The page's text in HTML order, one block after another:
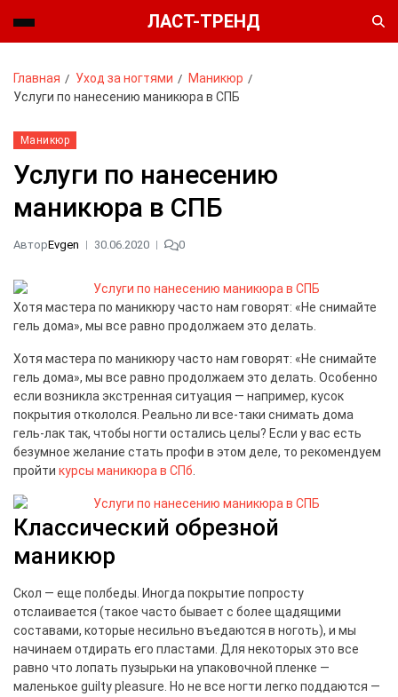
ЛАСТ-ТРЕНД
Главная Уход за ногтями
Маникюр
Услуги по нанесению маникюра в СПБ
Маникюр
Услуги по нанесению
маникюра в СПБ
АвторEvgen 30.06.2020 0
Хотя мастера по маникюру часто нам говорят: «Не снимайте
гель дома», мы все равно продолжаем это делать.
Хотя мастера по маникюру часто нам говорят: «Не снимайте
гель дома», мы все равно продолжаем это делать. Особенно
если возникла экстренная ситуация — например, кусок
покрытия откололся. Реально ли все-таки снимать дома
гель-лак так, чтобы ногти остались целы? Если у вас есть
безумное желание стать профи в этом деле, то рекомендуем
пройти курсы маникюра в СПб
Классический обрезной
маникюр
Скол — еще полбеды. Иногда покрытие попросту
отслаивается (такое часто бывает с более щадящими
составами, которые несильно въедаются в ноготь), и мы
начинаем отдирать его пластами. Для некоторых это все
равно что лопать пузырьки на упаковочной пленке —
маленькое guilty pleasure. Но не все ногти легко поддаются —